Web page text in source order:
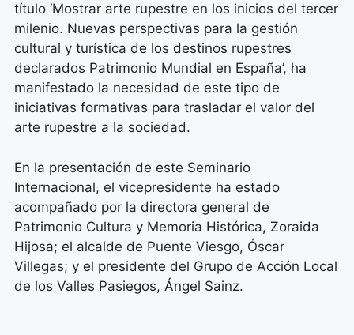
título ‘Mostrar arte rupestre en los inicios del tercer
milenio. Nuevas perspectivas para la gestión
cultural y turística de los destinos rupestres
declarados Patrimonio Mundial en España’, ha
manifestado la necesidad de este tipo de
iniciativas formativas para trasladar el valor del
arte rupestre a la sociedad.
En la presentación de este Seminario
Internacional, el vicepresidente ha estado
acompañado por la directora general de
Patrimonio Cultura y Memoria Histórica, Zoraida
Hijosa; el alcalde de Puente Viesgo, Óscar
Villegas; y el presidente del Grupo de Acción Local
de los Valles Pasiegos, Ángel Sainz.